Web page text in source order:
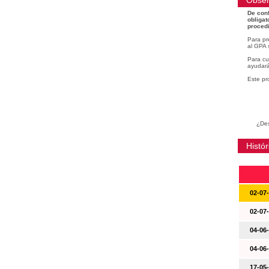
De
Para
al GPA
Para
Este
02-
02-
04-
04-
17-